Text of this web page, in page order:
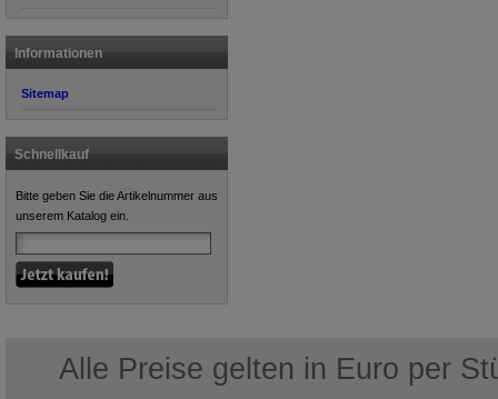
Informationen
Sitemap
Schnellkauf
Bitte geben Sie die Artikelnummer aus
unserem Katalog ein.
Alle Preise gelten in Euro per